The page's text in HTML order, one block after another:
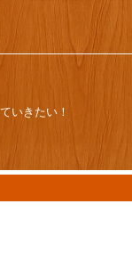
いきたい！